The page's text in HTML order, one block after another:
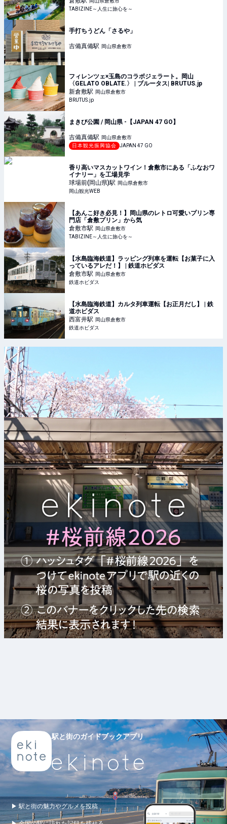
TABIZINE～人生に旅心を～
手打ちうどん「さるや」
吉備真備駅 岡山県倉敷市
フィレンツェ×玉島のコラボジェラート。岡山
〈GELATO OBLATE.〉 | ブルータス| BRUTUS.jp
新倉敷駅 岡山県倉敷市
BRUTUS.jp
まきび公園 / 岡山県 -【JAPAN 47 GO】
吉備真備駅 岡山県倉敷市
日本観光振興協会
JAPAN 47 GO
香り高いマスカットワイン！倉敷市にある「ふなおワ
イナリー」を工場見学
球場前(岡山県)駅 岡山県倉敷市
岡山観光WEB
【あんこ好き必見！】岡山県のレトロ可愛いプリン専
門店「倉敷プリン」から気
倉敷市駅 岡山県倉敷市
TABIZINE～人生に旅心を～
【水島臨海鉄道】ラッピング列車を運転【お菓子に入
っているアレだ！】 | 鉄道ホビダス
倉敷市駅 岡山県倉敷市
鉄道ホビダス
【水島臨海鉄道】カルタ列車運転【お正月だし】 | 鉄
道ホビダス
西富井駅 岡山県倉敷市
鉄道ホビダス
駅と街のガイドブックアプリ
▶ 駅と街の魅力やグルメを投稿